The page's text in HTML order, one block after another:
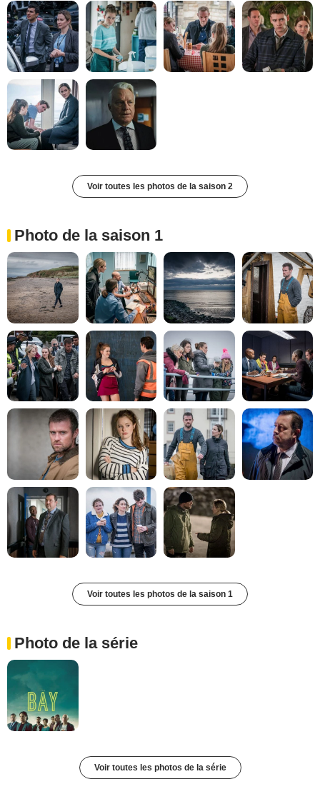
Voir toutes les photos de la saison 2
Photo de la saison 1
Voir toutes les photos de la saison 1
Photo de la série
Voir toutes les photos de la série